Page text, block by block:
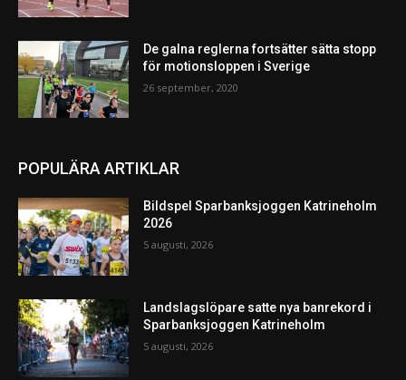
De galna reglerna fortsätter sätta stopp
för motionsloppen i Sverige
26 september, 2020
POPULÄRA ARTIKLAR
Bildspel Sparbanksjoggen Katrineholm
2026
5 augusti, 2026
Landslagslöpare satte nya banrekord i
Sparbanksjoggen Katrineholm
5 augusti, 2026